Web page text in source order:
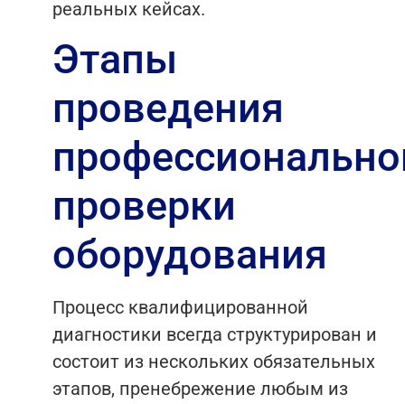
реальных кейсах.
Этапы
проведения
проверки
оборудования
Процесс квалифицированной
диагностики всегда структурирован и
состоит из нескольких обязательных
этапов, пренебрежение любым из